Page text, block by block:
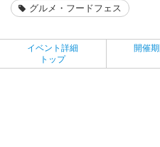
グルメ・フードフェス
イベント詳細
トップ
開催